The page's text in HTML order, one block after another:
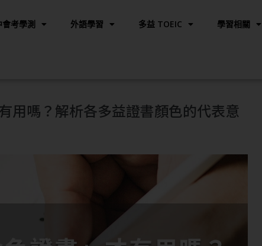
會考學測 外語學習 多益 TOEIC 學習相關
用嗎？解析各多益證書顏色的代表意